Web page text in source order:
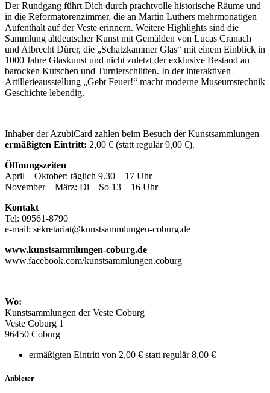
Der Rundgang führt Dich durch prachtvolle historische Räume und
in die Reformatorenzimmer, die an Martin Luthers mehrmonatigen
Aufenthalt auf der Veste erinnern. Weitere Highlights sind die
Sammlung altdeutscher Kunst mit Gemälden von Lucas Cranach
und Albrecht Dürer, die „Schatzkammer Glas“ mit einem Einblick in
1000 Jahre Glaskunst und nicht zuletzt der exklusive Bestand an
barocken Kutschen und Turnierschlitten. In der interaktiven
Artillerieausstellung „Gebt Feuer!“ macht moderne Museumstechnik
Geschichte lebendig.
Inhaber der AzubiCard zahlen beim Besuch der Kunstsammlungen
ermäßigten Eintritt: 2,00 € (statt regulär 9,00 €).
Öffnungszeiten
April – Oktober: täglich 9.30 – 17 Uhr
November – März: Di – So 13 – 16 Uhr
Kontakt
Tel: 09561-8790
e-mail: sekretariat@kunstsammlungen-coburg.de
www.kunstsammlungen-coburg.de
www.facebook.com/kunstsammlungen.coburg
Wo:
Kunstsammlungen der Veste Coburg
Veste Coburg 1
96450 Coburg
ermäßigten Eintritt von 2,00 € statt regulär 8,00 €
Anbieter